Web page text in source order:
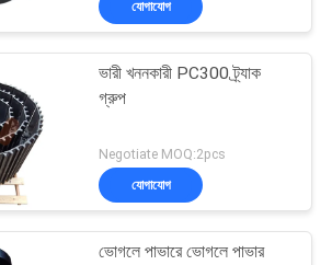
যোগাযোগ
ভারী খননকারী PC300 ট্র্যাক
গ্রুপ
Negotiate MOQ:2pcs
যোগাযোগ
ভোগলে পাভারে ভোগলে পাভার